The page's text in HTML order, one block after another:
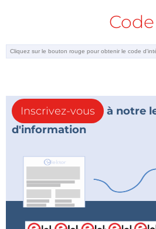
Code
Inscrivez-vous
à notre
d'information